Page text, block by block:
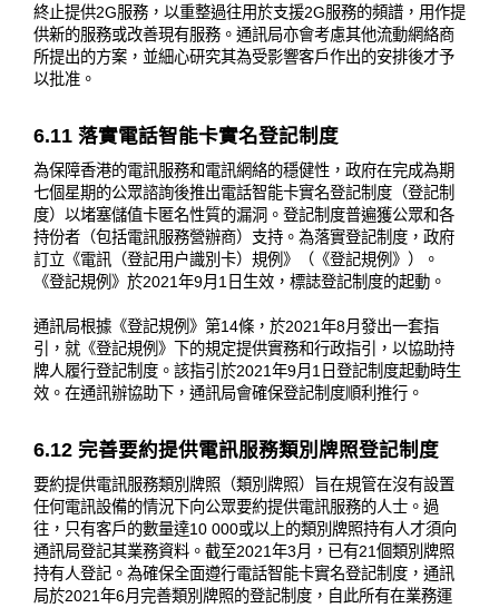
終止提供2G服務，以重整過往用於支援2G服務的頻譜，用作提
供新的服務或改善現有服務。通訊局亦會考慮其他流動網絡商
所提出的方案，並細心研究其為受影響客戶作出的安排後才予
以批准。
6.11 落實電話智能卡實名登記制度
為保障香港的電訊服務和電訊網絡的穩健性，政府在完成為期
七個星期的公眾諮詢後推出電話智能卡實名登記制度（登記制
度）以堵塞儲值卡匿名性質的漏洞。登記制度普遍獲公眾和各
持份者（包括電訊服務營辦商）支持。為落實登記制度，政府
訂立《電訊（登記用户識別卡）規例》（《登記規例》）。
《登記規例》於2021年9月1日生效，標誌登記制度的起動。
通訊局根據《登記規例》第14條，於2021年8月發出一套指
引，就《登記規例》下的規定提供實務和行政指引，以協助持
牌人履行登記制度。該指引於2021年9月1日登記制度起動時生
效。在通訊辦協助下，通訊局會確保登記制度順利推行。
6.12 完善要約提供電訊服務類別牌照登記制度
要約提供電訊服務類別牌照（類別牌照）旨在規管在沒有設置
任何電訊設備的情況下向公眾要約提供電訊服務的人士。過
往，只有客戶的數量達10 000或以上的類別牌照持有人才須向
通訊局登記其業務資料。截至2021年3月，已有21個類別牌照
持有人登記。為確保全面遵行電話智能卡實名登記制度，通訊
局於2021年6月完善類別牌照的登記制度，自此所有在業務運